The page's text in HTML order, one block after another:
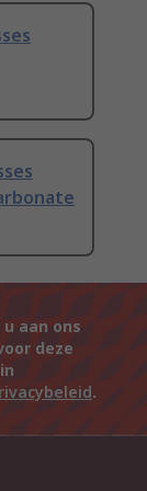
aan ons
deze
.